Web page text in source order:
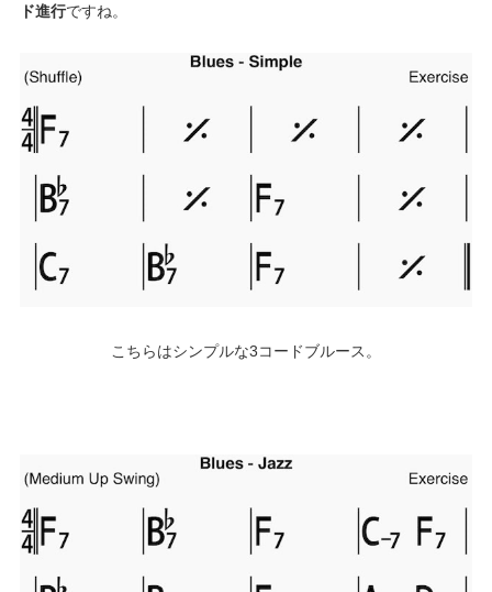
ド進行ですね。
こちらはシンプルな3コードブルース。